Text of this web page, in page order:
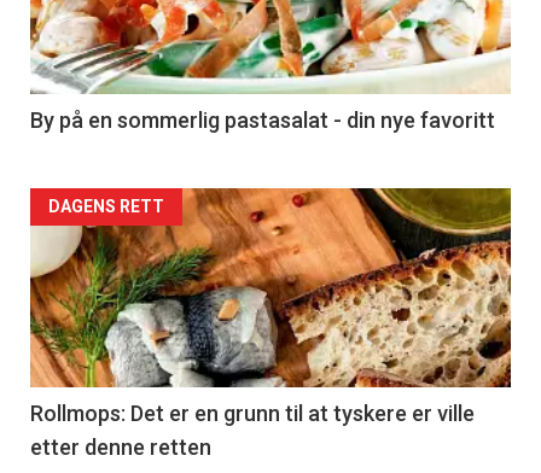
nå
-
5
By på en sommerlig pastasalat - din nye favoritt
Forsiden
akkurat
nå
-
6
DAGENS RETT
Rollmops: Det er en grunn til at tyskere er ville
etter denne retten